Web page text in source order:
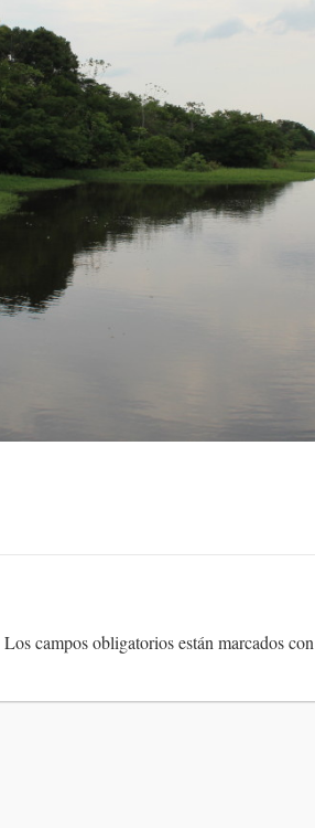
Los campos obligatorios están marcados con